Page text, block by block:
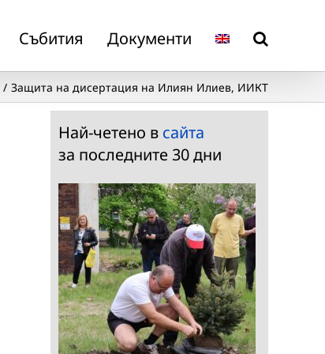
Събития Документи
Защита на дисертация на Илиян Илиев, ИИКТ
Най-четено в сайта
за последните 30 дни